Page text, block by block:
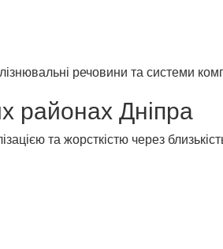
речовини та системи
районах Дніпра
та жорсткістю через